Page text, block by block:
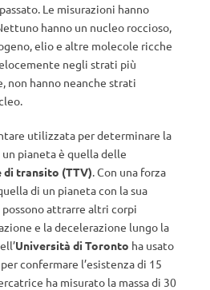
Le misurazioni hanno
hanno un nucleo roccioso,
elio e altre molecole ricche
negli strati più
non hanno neanche strati
utilizzata per determinare la
pianeta è quella delle
di transito (TTV). Con una forza
di un pianeta con la sua
attrarre altri corpi
e la decelerazione lungo la
Università di Toronto ha usato
confermare l’esistenza di 15
ha misurato la massa di 30